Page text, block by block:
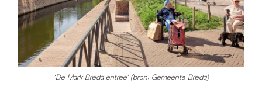
‘De Mark Breda entree’ (bron: Gemeente Breda)